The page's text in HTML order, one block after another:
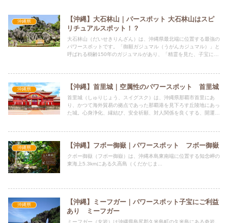
沖縄県
【沖縄】大石林山｜パースポット 大石林山はスピ
リチュアルスポット！？
大石林山（だいせきりんざん）は、沖縄県最北端に位置する最強の
パワースポットです。「御願ガジュマル（うがんカジュマル）」と
呼ばれる樹齢150年のガジュマルがあり、「精霊を見た、子宝に恵
沖縄県 【沖縄】首里城｜空属性のパワースポット 首里城
首里城（しゅりじょう、スイグスク）は、沖縄県那覇市首里にあ
り、かつて海外貿易の拠点であった那覇港を見下ろす丘陵地にあっ
た城。心身浄化、縁結び、安全祈願、対人関係を良くする、開運に
沖縄県 【沖縄】フボー御嶽｜パワースポット フボー御嶽
クボー御嶽（フボー御嶽）は、沖縄本島東南端に位置する知念岬の
東海上5.3kmにある久高島（くだかじま...
沖縄県
【沖縄】ミーフガー｜パワースポット子宝にご利益
あり ミーフガー